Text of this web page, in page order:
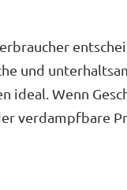
und
ideal. Wenn
verdampfbare